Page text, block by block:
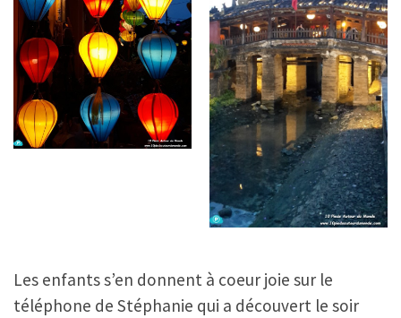
Les enfants s’en donnent à coeur joie sur le
téléphone de Stéphanie qui a découvert le soir